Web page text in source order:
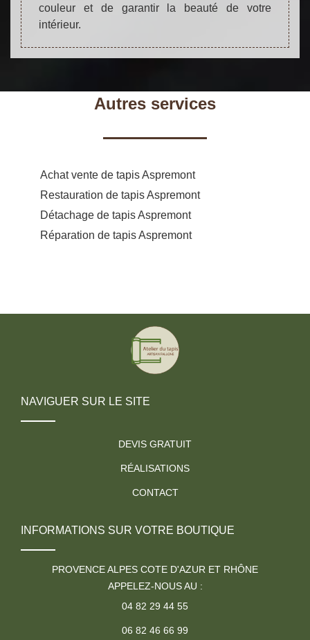
couleur et de garantir la beauté de votre
intérieur.
Autres services
Achat vente de tapis Aspremont
Restauration de tapis Aspremont
Détachage de tapis Aspremont
Réparation de tapis Aspremont
NAVIGUER SUR LE SITE
DEVIS GRATUIT
RÉALISATIONS
CONTACT
INFORMATIONS SUR VOTRE BOUTIQUE
PROVENCE ALPES COTE D'AZUR ET RHÔNE
APPELEZ-NOUS AU :
04 82 29 44 55
06 82 46 66 99